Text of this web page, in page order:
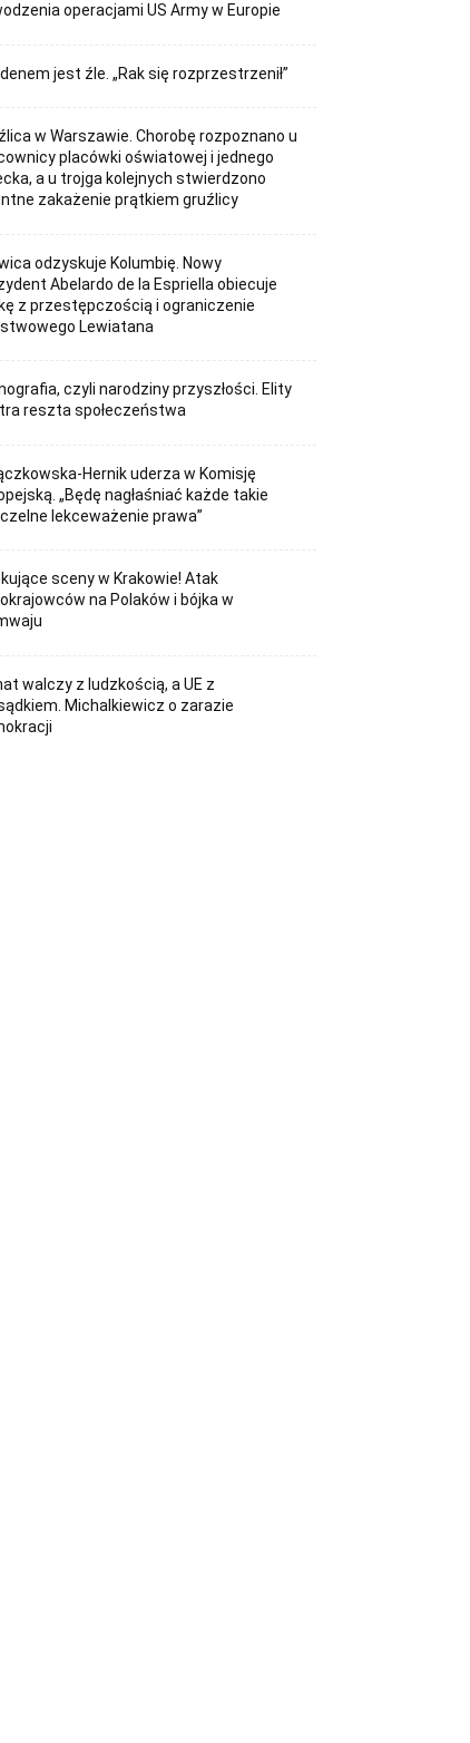
operacjami US Army w Europie
jest źle. „Rak się rozprzestrzenił”
w Warszawie. Chorobę rozpoznano u
placówki oświatowej i jednego
a u trojga kolejnych stwierdzono
zakażenie prątkiem gruźlicy
odzyskuje Kolumbię. Nowy
Abelardo de la Espriella obiecuje
z przestępczością i ograniczenie
Lewiatana
czyli narodziny przyszłości. Elity
reszta społeczeństwa
Hernik uderza w Komisję
„Będę nagłaśniać każde takie
lekceważenie prawa”
sceny w Krakowie! Atak
na Polaków i bójka w
walczy z ludzkością, a UE z
Michalkiewicz o zarazie